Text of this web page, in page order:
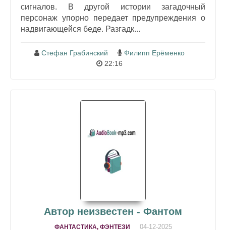
сигналов. В другой истории загадочный
персонаж упорно передает предупреждения о
надвигающейся беде. Разгадк...
Стефан Грабинский
Филипп Ерёменко
22:16
Автор неизвестен - Фантом
ФАНТАСТИКА, ФЭНТЕЗИ 04-12-2025